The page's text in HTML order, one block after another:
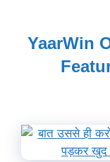
YaarWin